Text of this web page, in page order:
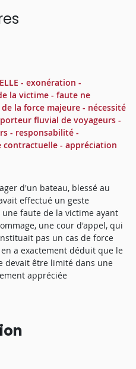
- exonération -
la victime - faute ne
la force majeure - nécessité
fluvial de voyageurs -
- responsabilité -
- appréciation
d'un bateau, blessé au
effectué un geste
faute de la victime ayant
une cour d'appel, qui
pas un cas de force
a exactement déduit que le
devait être limité dans une
appréciée